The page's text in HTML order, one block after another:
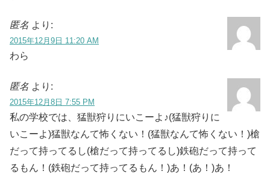
匿名 より:
2015年12月9日 11:20 AM
わら
匿名 より:
2015年12月8日 7:55 PM
私の学校では、猛獣狩りにいこーよ♪(猛獣狩りに
いこーよ)猛獣なんて怖くない！(猛獣なんて怖くない！)槍
だって持ってるし(槍だって持ってるし)鉄砲だって持って
るもん！(鉄砲だって持ってるもん！)あ！(あ！)あ！